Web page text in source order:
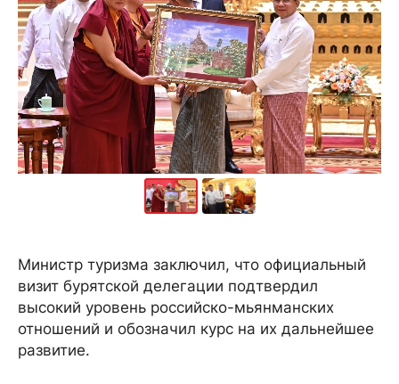
Министр туризма заключил, что официальный
визит бурятской делегации подтвердил
высокий уровень российско-мьянманских
отношений и обозначил курс на их дальнейшее
развитие.